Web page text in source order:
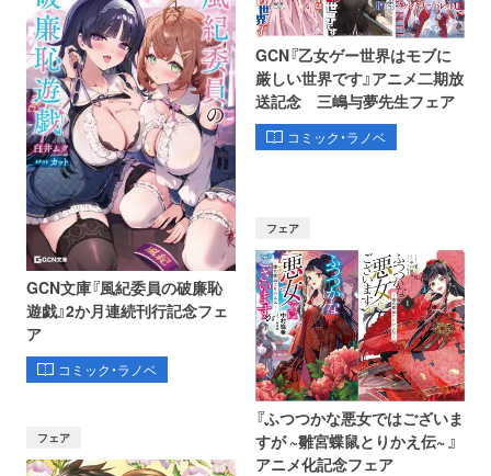
GCN文庫『風紀委員の破廉恥
遊戯』2か月連続刊行記念フェ
ア
コミック・ラノベ
GCN『乙女ゲー世界はモブに
厳しい世界です』アニメ二期放
送記念 三嶋与夢先生フェア
コミック・ラノベ
フェア
フェア
『ふつつかな悪女ではございま
すが ~雛宮蝶鼠とりかえ伝~ 』
アニメ化記念フェア